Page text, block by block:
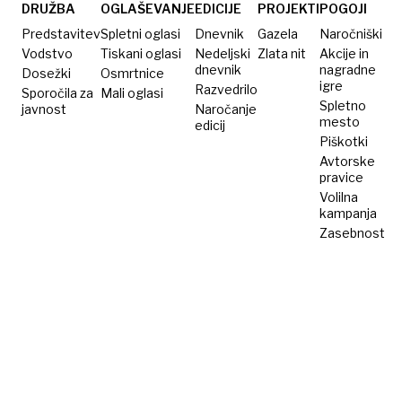
skupno
življenje
DRUŽBA
Predstavitev
Vodstvo
Dosežki
Sporočila za
javnost
OGLAŠEVANJE
Spletni oglasi
Tiskani oglasi
Osmrtnice
Mali oglasi
EDICIJE
Dnevnik
Nedeljski
dnevnik
Razvedrilo
Naročanje
edicij
PROJEKTI
Gazela
Zlata nit
POGOJI
Naročniški
Akcije in
nagradne
igre
Spletno
mesto
Piškotki
Avtorske
pravice
Volilna
kampanja
Zasebnost